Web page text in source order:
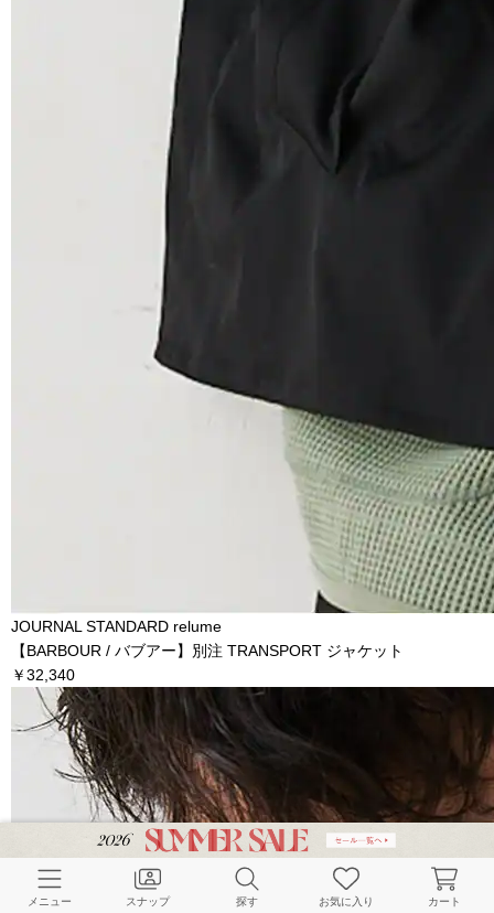
JOURNAL STANDARD relume
【BARBOUR / バブアー】別注 TRANSPORT ジャケット
￥32,340
メニュー スナップ 探す お気に入り カート